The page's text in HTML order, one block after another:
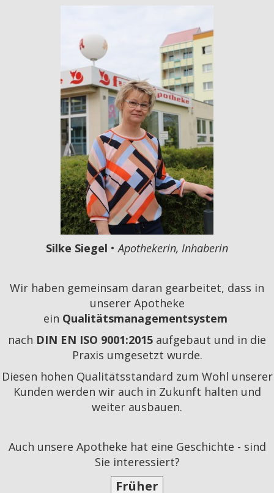
Silke Siegel •Apothekerin, Inhaberin
Wir haben gemeinsam daran gearbeitet, dass in
unserer Apotheke
ein Qualitätsmanagementsystem
nach DIN EN ISO 9001:2015 aufgebaut und in die
Praxis umgesetzt wurde.
Diesen hohen Qualitätsstandard zum Wohl unserer
Kunden werden wir auch in Zukunft halten und
weiter ausbauen.
Auch unsere Apotheke hat eine Geschichte - sind
Sie interessiert?
Früher